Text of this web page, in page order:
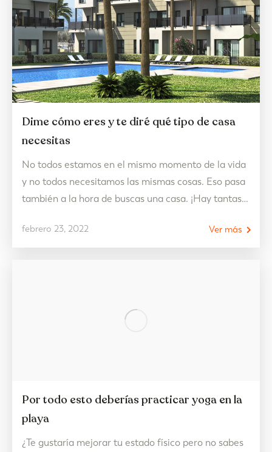
Dime cómo eres y te diré qué tipo de casa
necesitas
febrero 23, 2022
No todos estamos en el mismo momento de la vida
y no todos necesitamos las mismas cosas. Eso pasa
también a la hora de buscas una casa. ¡Hay tantas
se vuelve un poco complicado. Pero para acabar
con tantas dudas e indecisión, te traemos la…
Ver más
Por todo esto deberías practicar yoga en la
playa
¿Te gustaría mejorar tu estado físico pero no sabes